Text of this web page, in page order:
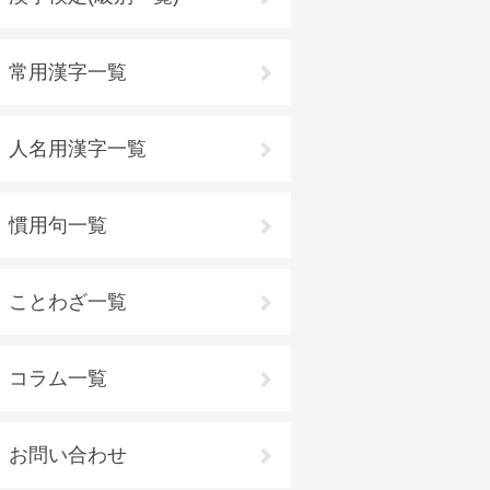
常用漢字一覧
人名用漢字一覧
慣用句一覧
ことわざ一覧
コラム一覧
お問い合わせ